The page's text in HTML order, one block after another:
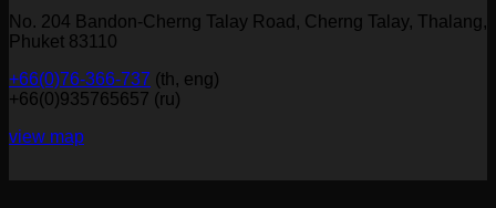
No. 204 Bandon-Cherng Talay Road, Cherng Talay, Thalang,
Phuket 83110
+66(0)76-366-737 (th, eng)
+66(0)935765657 (ru)
view map